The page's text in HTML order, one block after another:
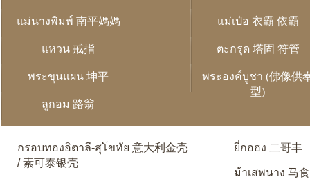
แม่นางพิมพ์ 南平媽媽 แม่เป๋อ 衣霸 依霸
แหวน 戒指 ตะกรุด 塔固 符管
พระขุนแผน 坤平
พระองค์บูชา (佛像供
型)
ลูกอม 路翁
กรอบทองอิตาลี-สุโขทัย 意大利金壳
/ 素可泰银壳
ยี่กอฮง 二哥丰
ม้าเสพนาง 马